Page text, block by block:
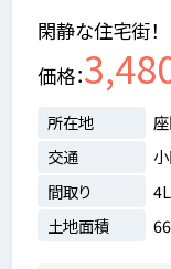
閑静な住宅街！
価格
所在地
交通
間取り
土地面積